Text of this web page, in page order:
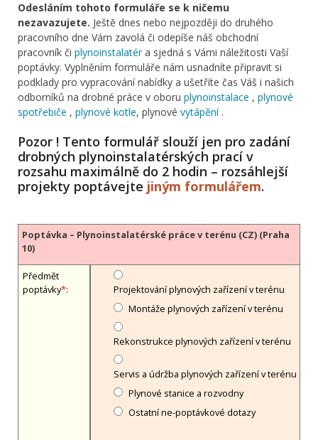
Odesláním tohoto formuláře se k ničemu
nezavazujete. Ještě dnes nebo nejpozději do druhého
pracovního dne Vám zavolá či odepíše náš obchodní
pracovník či plynoinstalatéra sjedná s Vámi náležitosti Vaší
poptávky. Vyplněním formuláře nám usnadníte připravit si
podklady pro vypracování nabídky a ušetříte čas Váš i našich
odborníků na drobné práce v oboru plynoinstalace , plynové
spotřebiče , plynové kotle, plynové vytápění.
Pozor ! Tento formulář slouží jen pro zadání
drobných plynoinstalatérských prací v
rozsahu maximálně do 2 hodin – rozsáhlejší
projekty poptávejte jiným formulářem.
Poptávka – Plynoinstalatérské práce v terénu (CZ) (Praha
10)
Předmět
poptávky*:
Projektování plynových zařízení v terénu
Montáže plynových zařízení v terénu
Rekonstrukce plynových zařízení v terénu
Servis a údržba plynových zařízení v terénu
Plynové stanice a rozvodny
Ostatní ne-poptávkové dotazy